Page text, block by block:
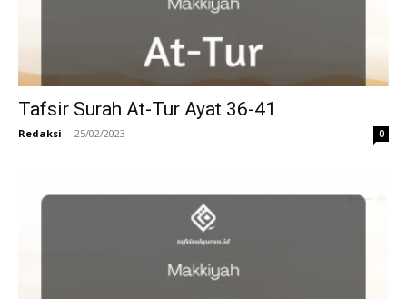
Tafsir Surah At-Tur Ayat 36-41
Redaksi - 25/02/2023 0